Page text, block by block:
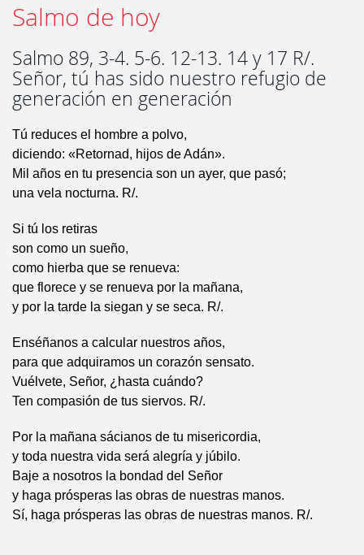
Salmo de hoy
Salmo 89, 3-4. 5-6. 12-13. 14 y 17 R/.
Señor, tú has sido nuestro refugio de
generación en generación
Tú reduces el hombre a polvo,
diciendo: «Retornad, hijos de Adán».
Mil años en tu presencia son un ayer, que pasó;
una vela nocturna. R/.
Si tú los retiras
son como un sueño,
como hierba que se renueva:
que florece y se renueva por la mañana,
y por la tarde la siegan y se seca. R/.
Enséñanos a calcular nuestros años,
para que adquiramos un corazón sensato.
Vuélvete, Señor, ¿hasta cuándo?
Ten compasión de tus siervos. R/.
Por la mañana sácianos de tu misericordia,
y toda nuestra vida será alegría y júbilo.
Baje a nosotros la bondad del Señor
y haga prósperas las obras de nuestras manos.
Sí, haga prósperas las obras de nuestras manos. R/.